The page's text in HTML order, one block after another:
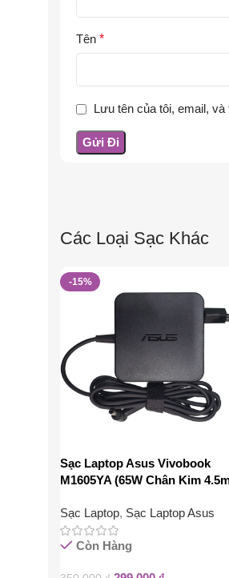
Tên *
Lưu tên của tôi, email,
Các Loại Sạc Khác
-15%
Sạc Laptop Asus Vivobook
M1605YA (65W Chân Kim
Sạc Laptop, Sạc Laptop Asus
Còn Hàng